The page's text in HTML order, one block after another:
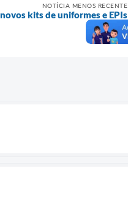
NOTÍCIA MENOS RECENTE
kits de uniformes e EPIs